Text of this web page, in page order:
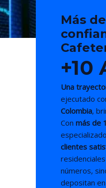
Más
+10
Una
ejecutado
Colombia,
Con más de
clientes
números,
depositan